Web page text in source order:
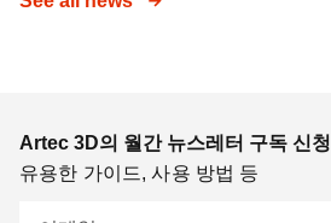
Artec 3D의 월간 뉴스레터 구독 신청
유용한 가이드, 사용 방법 등